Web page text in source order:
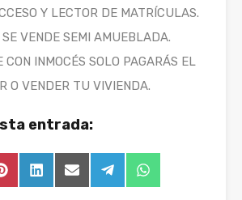
Y LECTOR DE MATRÍCULAS.
VENDE SEMI AMUEBLADA.
CON INMOCÉS SOLO PAGARÁS EL
O VENDER TU VIVIENDA.
entrada:
Compartir
en
PinterestCompartir
en
LinkedInCompartir
en
Email Compartir
en
TelegramCompartir
en
WhatsApp